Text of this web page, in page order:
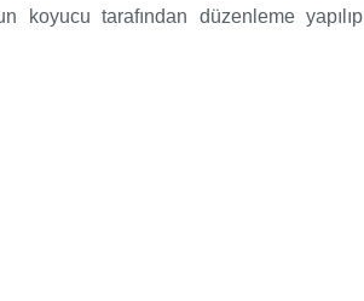
tarafından düzenleme yapılıp